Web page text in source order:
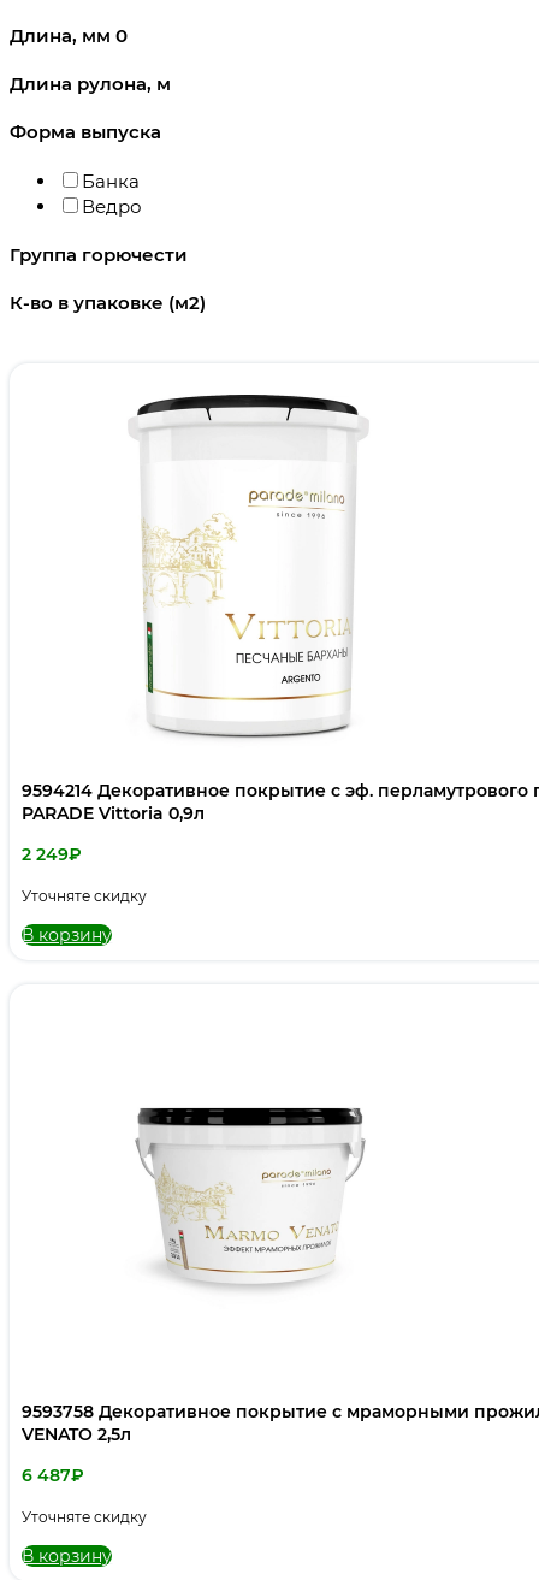
Длина, мм 0
Длина рулона, м
Форма выпуска
Банка
Ведро
Группа горючести
К-во в упаковке (м2)
9594214 Декоративное покрытие с эф. перламутрового
PARADE Vittoria 0,9л
2 249₽
Уточняте скидку
В корзину
9593758 Декоративное покрытие с мраморными
VENATO 2,5л
6 487₽
Уточняте скидку
В корзину